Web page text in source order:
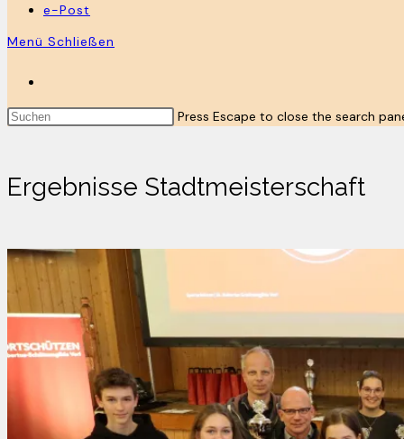
e-Post
Menü Schließen
Press Escape to close the search
Ergebnisse Stadtmeisterschaft